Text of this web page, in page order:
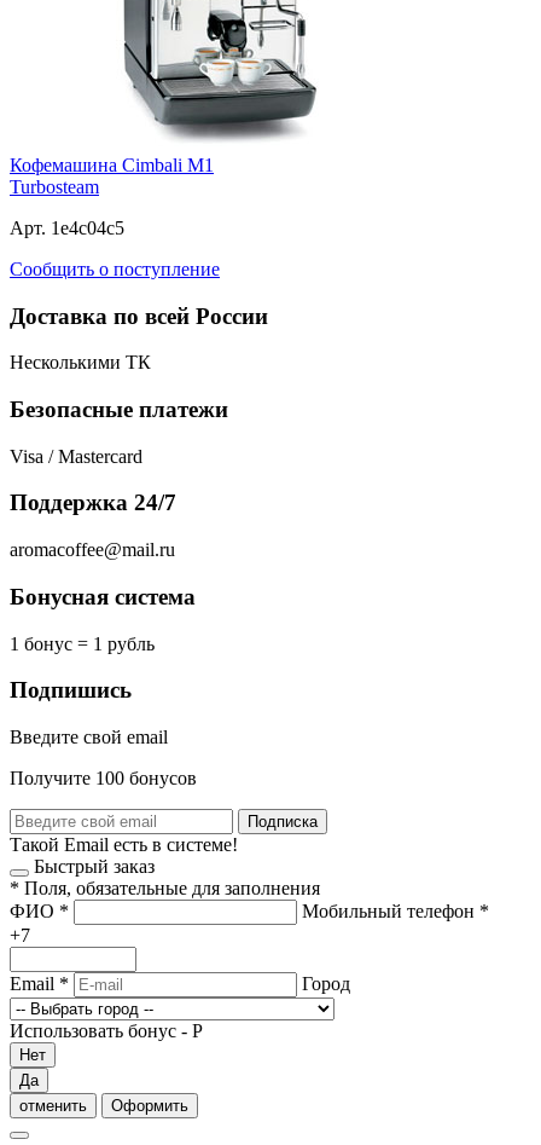
Кофемашина Cimbali M1
Turbosteam
Арт. 1e4c04c5
Сообщить о поступление
Доставка по всей России
Несколькими ТК
Безопасные платежи
Visa / Mastercard
Поддержка 24/7
aromacoffee@mail.ru
Бонусная система
1 бонус = 1 рубль
Подпишись
Введите свой email
Получите 100 бонусов
Подписка
Такой Email есть в системе!
Быстрый заказ
* Поля, обязательные для заполнения
ФИО * Мобильный телефон *
+7
Email * Город
Использовать бонус - Р
Нет
Да
отменить
Оформить